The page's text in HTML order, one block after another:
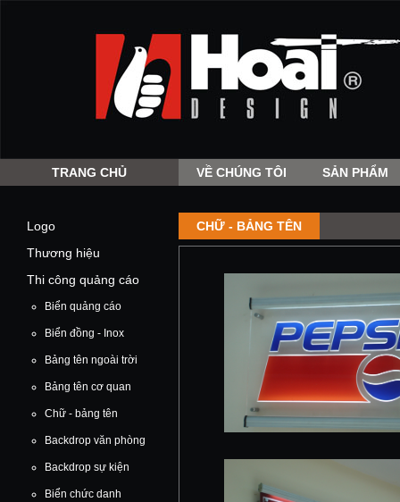
TRANG CHỦ VỀ CHÚNG TÔI SẢN PHẨM
Logo
Thương hiệu
Thi công quảng cáo
Biển quảng cáo
Biển đồng - Inox
Bảng tên ngoài trời
Bảng tên cơ quan
Chữ - bảng tên
Backdrop văn phòng
Backdrop sự kiện
Biển chức danh
CHỮ - BẢNG TÊN